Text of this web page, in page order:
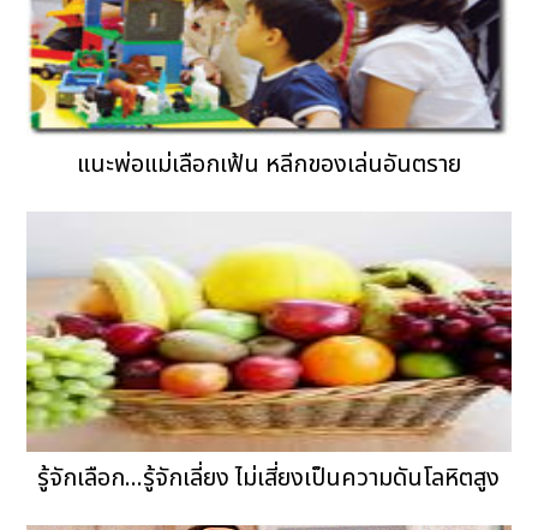
แนะพ่อแม่เลือกเฟ้น หลีกของเล่นอันตราย
รู้จักเลือก...รู้จักเลี่ยง ไม่เสี่ยงเป็นความดันโลหิตสูง